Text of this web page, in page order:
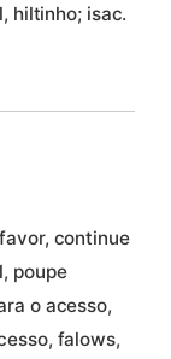
hiltinho; isac.
continue
poupe
o acesso,
falows,